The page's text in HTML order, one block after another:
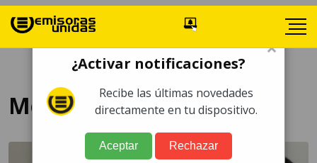
Melissa Navarro
×
¿Activar notificaciones?
Recibe las últimas novedades
directamente en tu dispositivo.
Aceptar Rechazar